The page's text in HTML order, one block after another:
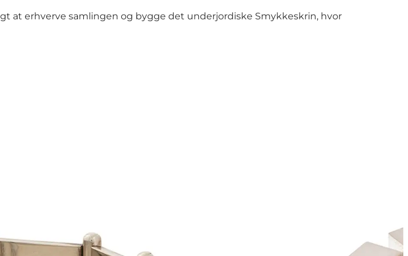
at erhverve samlingen og bygge det underjordiske Smykkeskrin, hvor